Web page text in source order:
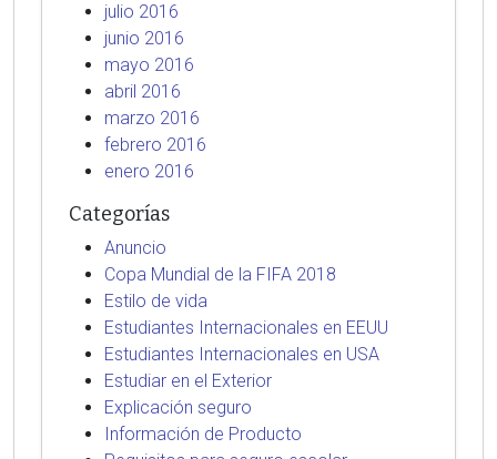
julio 2016
junio 2016
mayo 2016
abril 2016
marzo 2016
febrero 2016
enero 2016
Categorías
Anuncio
Copa Mundial de la FIFA 2018
Estilo de vida
Estudiantes Internacionales en EEUU
Estudiantes Internacionales en USA
Estudiar en el Exterior
Explicación seguro
Información de Producto